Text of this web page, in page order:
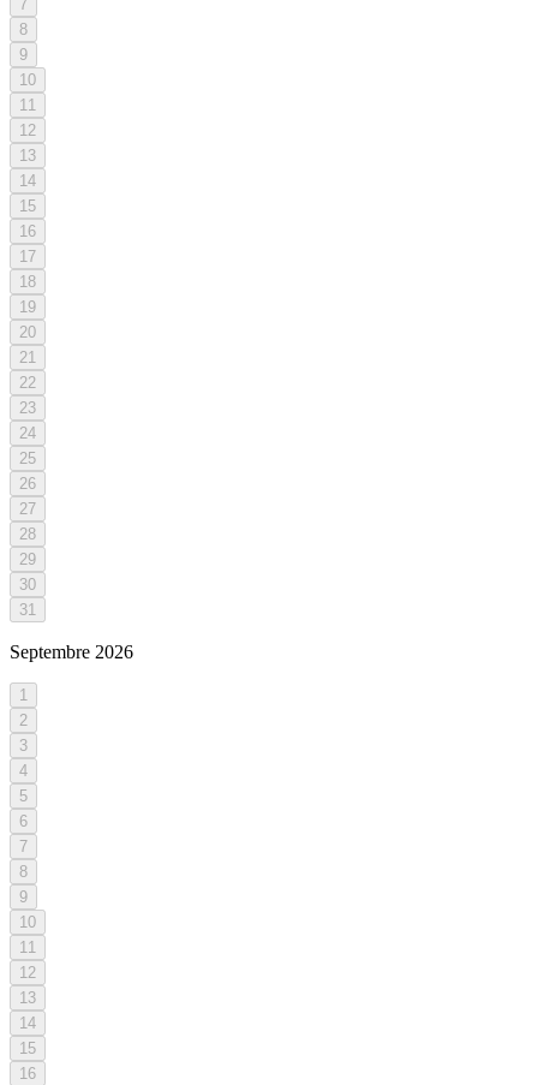
7
8
9
10
11
12
13
14
15
16
17
18
19
20
21
22
23
24
25
26
27
28
29
30
31
Septembre 2026
1
2
3
4
5
6
7
8
9
10
11
12
13
14
15
16